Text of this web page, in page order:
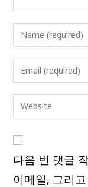
Enter
your
name
to
comment
Enter
your
email
address
comment
Enter
your
URL
(optional)
다음 번 댓글
이메일, 그리